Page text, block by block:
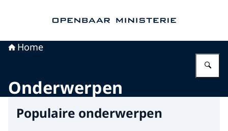
Home
Onderwerpen
Populaire onderwerpen